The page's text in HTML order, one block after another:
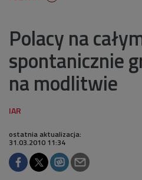
Polacy na
spontanicznie
na modlitwie
ostatnia aktualizacja:
31.03.2010 11:34